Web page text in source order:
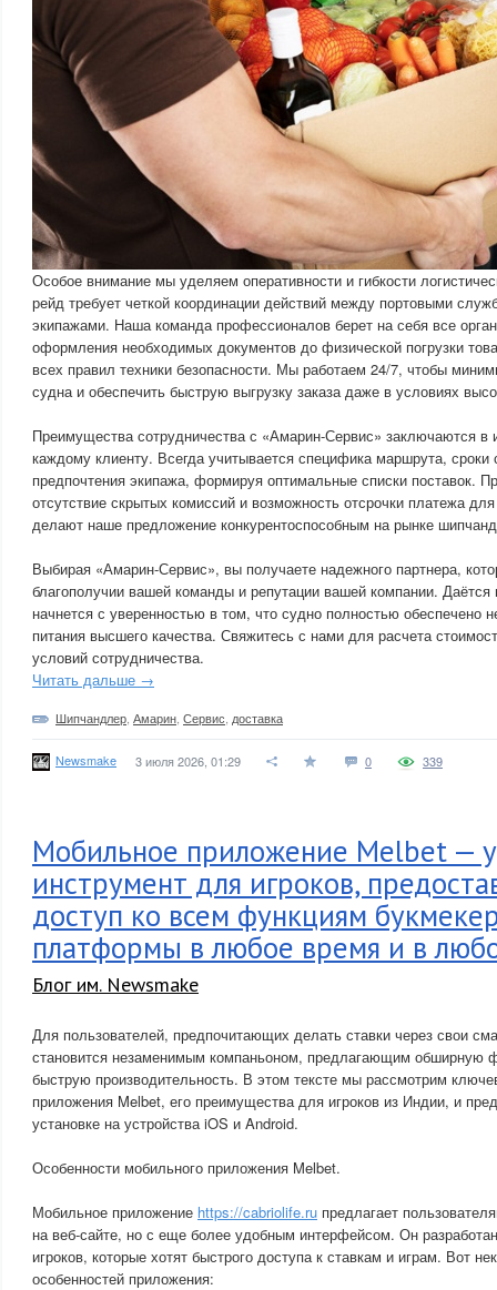
Особое внимание мы уделяем оперативности и гибкости
рейд требует четкой координации действий между портовыми
экипажами. Наша команда профессионалов берет на себя все
оформления необходимых документов до физической погрузки
всех правил техники безопасности. Мы работаем 24/7, чтобы
судна и обеспечить быструю выгрузку заказа даже в условиях
Преимущества сотрудничества с «Амарин-Сервис» заключаются в
каждому клиенту. Всегда учитывается специфика маршрута, сроки
предпочтения экипажа, формируя оптимальные списки поставок.
отсутствие скрытых комиссий и возможность отсрочки платежа
делают наше предложение конкурентоспособным на рынке
Выбирая «Амарин-Сервис», вы получаете надежного партнера,
благополучии вашей команды и репутации вашей компании. Даётся
начнется с уверенностью в том, что судно полностью обеспечено
питания высшего качества. Свяжитесь с нами для расчета
условий сотрудничества.
Читать дальше →
Шипчандлер Амарин Сервис доставка
Newsmake 3 июля 2026, 01:29 0 339
Мобильное приложение Melbet —
инструмент для игроков,
доступ ко всем функциям
платформы в любое время и в
Блог им. Newsmake
Для пользователей, предпочитающих делать ставки через свои
становится незаменимым компаньоном, предлагающим обширную
быструю производительность. В этом тексте мы рассмотрим
приложения Melbet, его преимущества для игроков из Индии, и
установке на устройства iOS и Android.
Особенности мобильного приложения Melbet.
Мобильное приложение https://cabriolife.ru предлагает
на веб-сайте, но с еще более удобным интерфейсом. Он
игроков, которые хотят быстрого доступа к ставкам и играм. Вот
особенностей приложения: